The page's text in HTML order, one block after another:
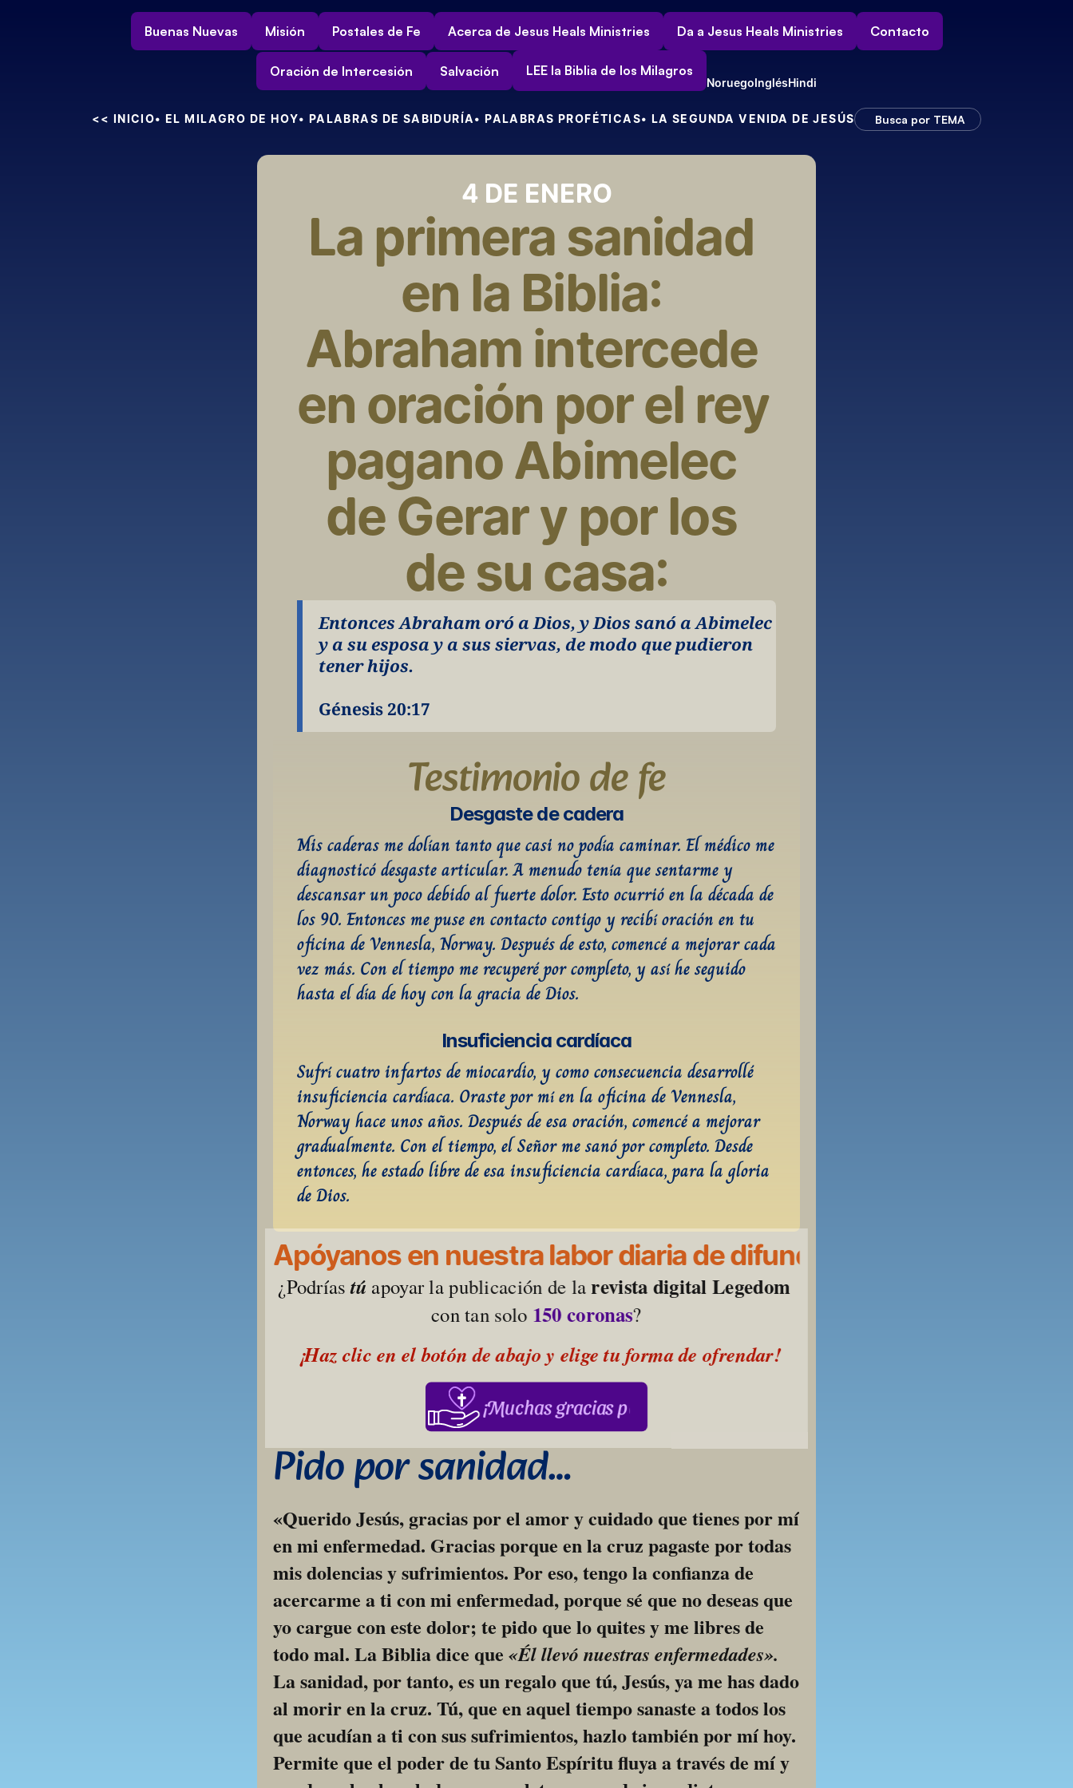
Buenas Nuevas Misión Postales de Fe Acerca de Jesus Heals Ministries Da a Jesus Heals Ministries Contacto
Oración de Intercesión Salvación LEE la Biblia de los Milagros
NoruegoInglésHindi
<< INICIO• EL MILAGRO DE HOY• PALABRAS DE SABIDURÍA• PALABRAS PROFÉTICAS• LA SEGUNDA VENIDA DE JESÚS Busca por TEMA
4 DE ENERO
La primera sanidad
en la Biblia:
Abraham intercede
en oración por el rey
pagano Abimelec
de Gerar y por los
de su casa:
Entonces Abraham oró a Dios, y Dios sanó a Abimelec
y a su esposa y a sus siervas, de modo que pudieron
tener hijos.
Génesis 20:17
Testimonio de fe
Desgaste de cadera
Mis caderas me dolían tanto que casi no podía caminar. El médico me
diagnosticó desgaste articular. A menudo tenía que sentarme y
descansar un poco debido al fuerte dolor. Esto ocurrió en la década de
los 90. Entonces me puse en contacto contigo y recibí oración en tu
oficina de Vennesla, Norway. Después de esto, comencé a mejorar cada
vez más. Con el tiempo me recuperé por completo, y así he seguido
hasta el día de hoy con la gracia de Dios.
Insuficiencia cardíaca
Sufrí cuatro infartos de miocardio, y como consecuencia desarrollé
insuficiencia cardíaca. Oraste por mí en la oficina de Vennesla,
Norway hace unos años. Después de esa oración, comencé a mejorar
gradualmente. Con el tiempo, el Señor me sanó por completo. Desde
entonces, he estado libre de esa insuficiencia cardíaca, para la gloria
de Dios.
Apóyanos en nuestra labor diaria de difundir
¿Podrías tú apoyar la publicación de la revista digital Legedom
con tan solo 150 coronas?
¡Haz clic en el botón de abajo y elige tu forma de ofrendar!
¡Muchas gracias por su apoyo!
Pido por sanidad…
«Querido Jesús, gracias por el amor y cuidado que tienes por mí
en mi enfermedad. Gracias porque en la cruz pagaste por todas
mis dolencias y sufrimientos. Por eso, tengo la confianza de
acercarme a ti con mi enfermedad, porque sé que no deseas que
yo cargue con este dolor; te pido que lo quites y me libres de
todo mal. La Biblia dice que «Él llevó nuestras enfermedades».
La sanidad, por tanto, es un regalo que tú, Jesús, ya me has dado
al morir en la cruz. Tú, que en aquel tiempo sanaste a todos los
que acudían a ti con sus sufrimientos, hazlo también por mí hoy.
Permite que el poder de tu Santo Espíritu fluya a través de mí y